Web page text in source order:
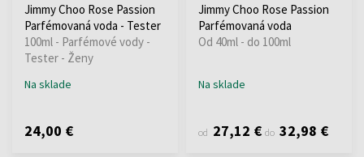
Jimmy Choo Rose Passion
Parfémovaná voda - Tester
100ml - Parfémové vody -
Tester - Ženy
Na sklade
24,00 €
Jimmy Choo Rose Passion
Parfémovaná voda
Od 40ml - do 100ml
Na sklade
od 27,12 € do 32,98 €